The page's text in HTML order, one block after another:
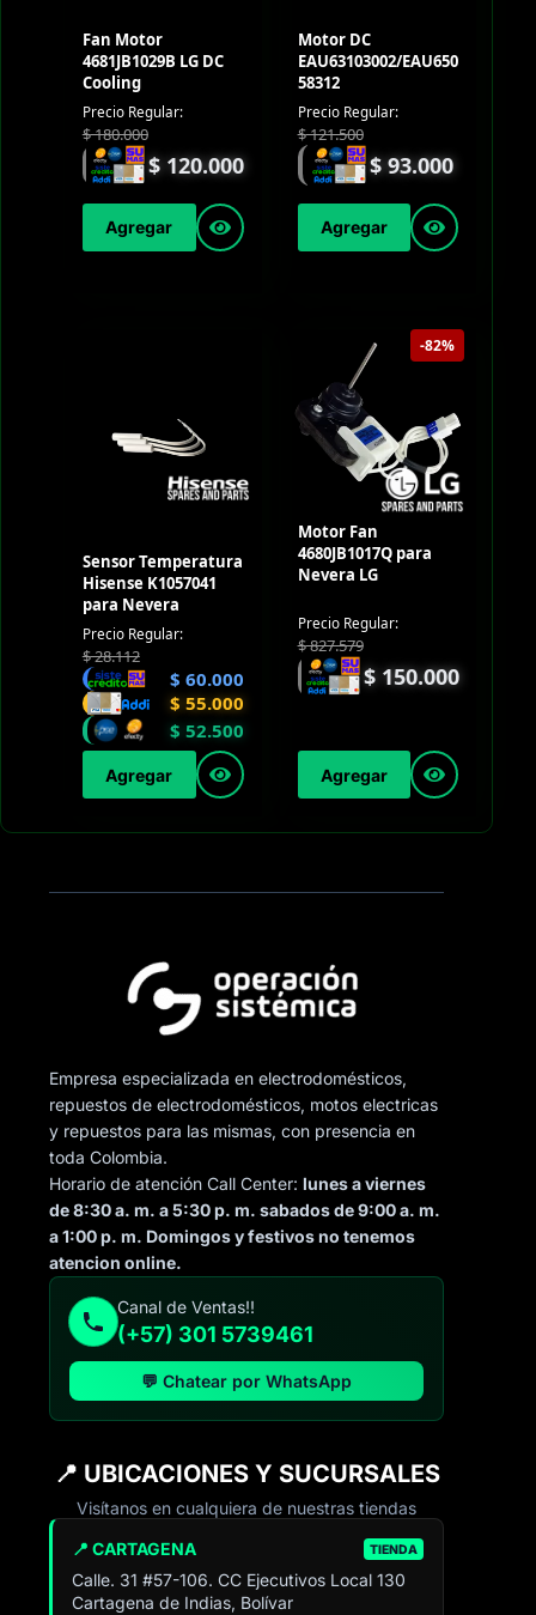
Fan Motor
4681JB1029B LG DC
Cooling
Precio Regular:
$180.000
$ 120.000
Agregar
Motor DC
EAU63103002/EAU650
58312
Precio Regular:
$121.500
$ 93.000
Agregar
Sensor Temperatura
Hisense K1057041
para Nevera
Precio Regular:
$28.112
$ 60.000
$ 55.000
$ 52.500
Agregar
-82%
Motor Fan
4680JB1017Q para
Nevera LG
Precio Regular:
$827.579
$ 150.000
Agregar
Empresa especializada en electrodomésticos,
repuestos de electrodomésticos, motos electricas
y repuestos para las mismas, con presencia en
toda Colombia.
Horario de atención Call Center:lunes a viernes
de 8:30 a. m. a 5:30 p. m. sabados de 9:00 a. m.
a 1:00 p. m. Domingos y festivos no tenemos
atencion online.
Canal de Ventas!!
(+57) 301 5739461
💬 Chatear por WhatsApp
📍 UBICACIONES Y SUCURSALES
Visítanos en cualquiera de nuestras tiendas
📍 CARTAGENA TIENDA
Calle. 31 #57-106. CC Ejecutivos Local 130
Cartagena de Indias, Bolívar